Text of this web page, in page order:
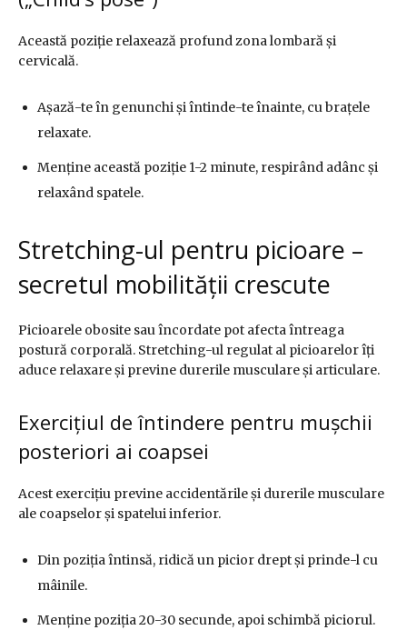
Această poziție relaxează profund zona lombară și
cervicală.
Așază-te în genunchi și întinde-te înainte, cu brațele
relaxate.
Menține această poziție 1-2 minute, respirând adânc și
relaxând spatele.
Stretching-ul pentru picioare –
secretul mobilității crescute
Picioarele obosite sau încordate pot afecta întreaga
postură corporală. Stretching-ul regulat al picioarelor îți
aduce relaxare și previne durerile musculare și articulare.
Exercițiul de întindere pentru mușchii
posteriori ai coapsei
Acest exercițiu previne accidentările și durerile musculare
ale coapselor și spatelui inferior.
Din poziția întinsă, ridică un picior drept și prinde-l cu
mâinile.
Menține poziția 20-30 secunde, apoi schimbă piciorul.